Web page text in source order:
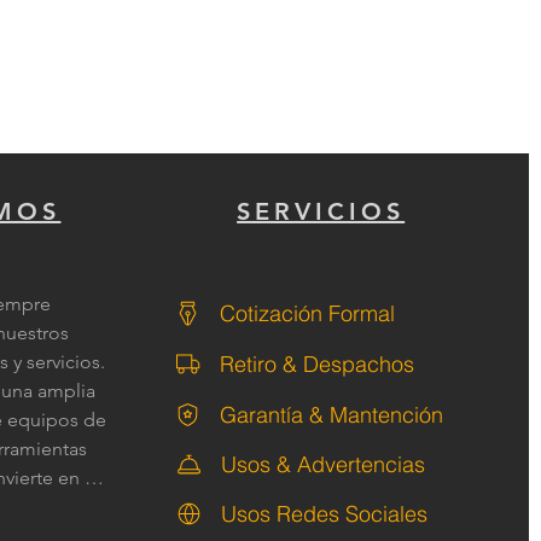
y servicios.
amplia
equipos de
en
SERVICIOS
Cotización Formal
Retiro & Despachos
Garantía & Mantención
Usos & Advertencias
Usos Redes Sociales